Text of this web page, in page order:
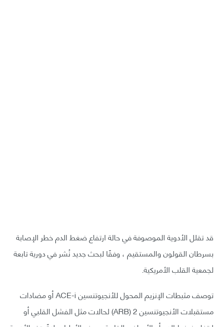
قد تقلل الأدوية الموصوفة في حالة ارتفاع ضغط الدم خطر الإصابة
بسرطان القولون والمستقيم ، وفقًا لبحث جديد نُشر في دورية تابعة
لجمعية القلب الأمريكية.
توصف مثبطات الإنزيم المحول للأنجيوتنسين ACE-i أو مضادات
مستقبلات الأنجيوتنسين 2 (ARB) لحالات مثل الفشل القلبي أو